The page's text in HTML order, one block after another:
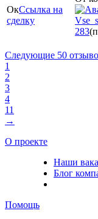
ОкСсылка на
сделку
283
Следующие 50
1
2
3
4
11
→
О проекте
Наши
Блог
Помощь